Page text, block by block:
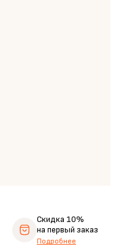
Скидка 10%
на первый заказ
Подробнее